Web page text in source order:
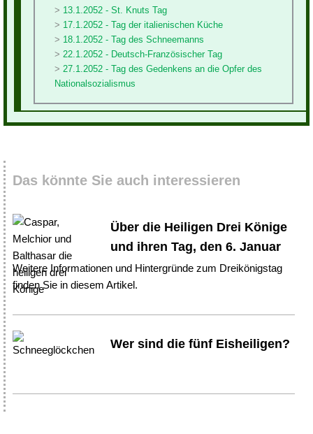
13.1.2052 - St. Knuts Tag
17.1.2052 - Tag der italienischen Küche
18.1.2052 - Tag des Schneemanns
22.1.2052 - Deutsch-Französischer Tag
27.1.2052 - Tag des Gedenkens an die Opfer des
Nationalsozialismus
Das könnte Sie auch interessieren
Über die Heiligen Drei Könige
und ihren Tag, den 6. Januar
Weitere Informationen und Hintergründe zum Dreikönigstag
finden Sie in diesem Artikel.
Wer sind die fünf Eisheiligen?